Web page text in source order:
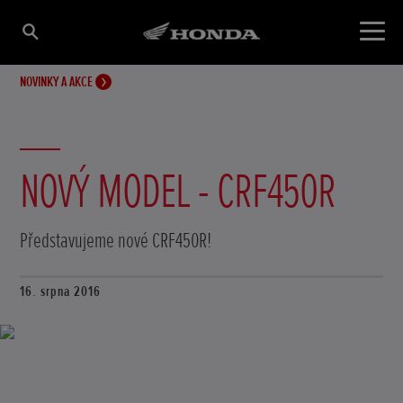
NOVINKY A AKCE
NOVÝ MODEL - CRF450R
Představujeme nové CRF450R!
16. srpna 2016